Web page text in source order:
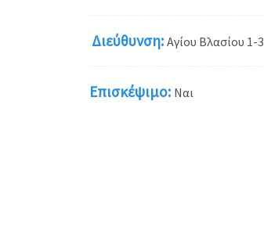
Διεύθυνση: Αγίου Βλασίου 1-3
Επισκέψιμο: Ναι